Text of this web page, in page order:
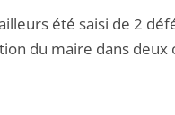
été saisi de 2
du maire dans deux